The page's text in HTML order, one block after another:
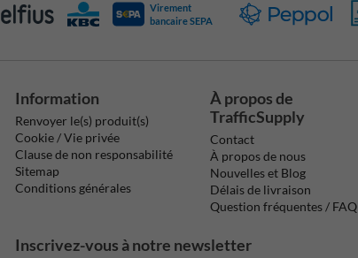
Virement
bancaire SEPA
Information
Renvoyer le(s) produit(s)
Cookie / Vie privée
Clause de non responsabilité
Sitemap
Conditions générales
À propos de
TrafficSupply
Contact
À propos de nous
Nouvelles et Blog
Délais de livraison
Question fréquentes / FAQ
Inscrivez-vous à notre newsletter